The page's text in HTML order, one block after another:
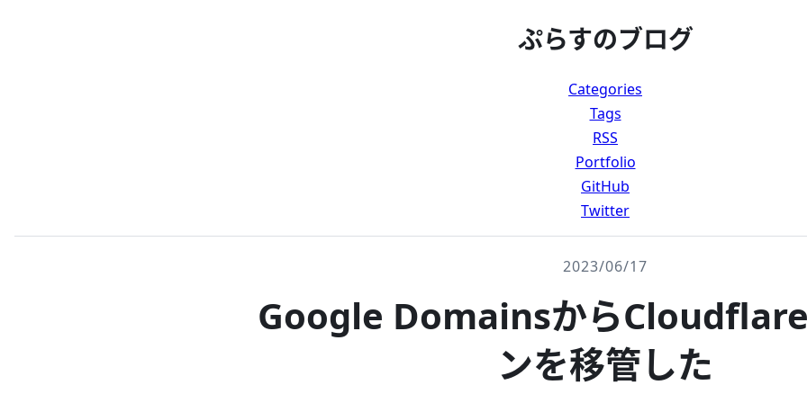
ぷらすのブログ
Categories
Tags
RSS
Portfolio
GitHub
Twitter
2023/06/17
Google Domainsから
ンを移管した